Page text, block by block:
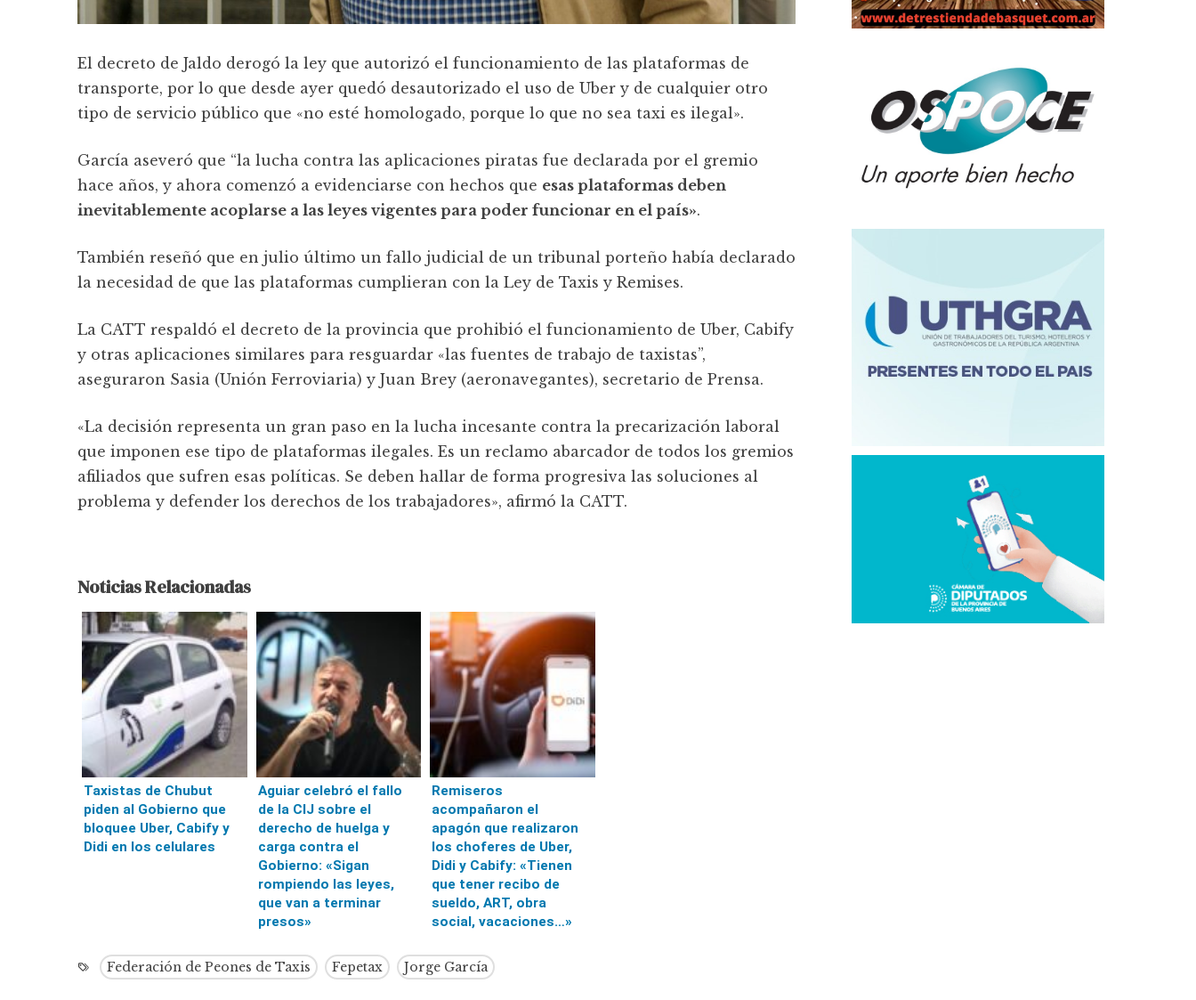
El decreto de Jaldo derogó la ley que autorizó el funcionamiento de las plataformas de
transporte, por lo que desde ayer quedó desautorizado el uso de Uber y de cualquier otro
tipo de servicio público que «no esté homologado, porque lo que no sea taxi es ilegal».
García aseveró que “la lucha contra las aplicaciones piratas fue declarada por el gremio
hace años, y ahora comenzó a evidenciarse con hechos que esas plataformas deben
inevitablemente acoplarse a las leyes vigentes para poder funcionar en el país».
También reseñó que en julio último un fallo judicial de un tribunal porteño había declarado
la necesidad de que las plataformas cumplieran con la Ley de Taxis y Remises.
La CATT respaldó el decreto de la provincia que prohibió el funcionamiento de Uber, Cabify
y otras aplicaciones similares para resguardar «las fuentes de trabajo de taxistas”,
aseguraron Sasia (Unión Ferroviaria) y Juan Brey (aeronavegantes), secretario de Prensa.
«La decisión representa un gran paso en la lucha incesante contra la precarización laboral
que imponen ese tipo de plataformas ilegales. Es un reclamo abarcador de todos los gremios
afiliados que sufren esas políticas. Se deben hallar de forma progresiva las soluciones al
problema y defender los derechos de los trabajadores», afirmó la CATT.
Noticias Relacionadas
Taxistas de Chubut
piden al Gobierno que
bloquee Uber, Cabify y
Didi en los celulares
Aguiar celebró el fallo
de la CIJ sobre el
derecho de huelga y
carga contra el
Gobierno: «Sigan
rompiendo las leyes,
que van a terminar
presos»
Remiseros
acompañaron el
apagón que realizaron
los choferes de Uber,
Didi y Cabify: «Tienen
que tener recibo de
sueldo, ART, obra
social, vacaciones…»
Federación de Peones de Taxis Fepetax Jorge García